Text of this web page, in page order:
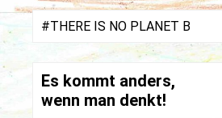
#THERE IS NO PLANET B
Es kommt anders,
wenn man denkt!